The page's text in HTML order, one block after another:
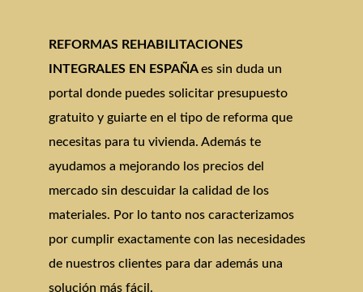
REFORMAS REHABILITACIONES
INTEGRALES EN ESPAÑAes sin duda un
portal donde puedes solicitar presupuesto
gratuito y guiarte en el tipo de reforma que
necesitas para tu vivienda. Además te
ayudamos a mejorando los precios del
mercado sin descuidar la calidad de los
materiales. Por lo tanto nos caracterizamos
por cumplir exactamente con las necesidades
de nuestros clientes para dar además una
solución más fácil.